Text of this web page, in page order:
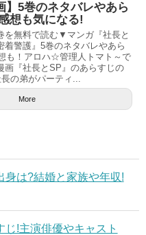
】5巻のネタバレやあら
想も気になる!
無料で読む▼マンガ『社長と
着警護』5巻のネタバレやあら
も！アロハ☆管理人トマト～で
画『社長とSP』のあらすじの
の弟がパーティ...
More
身は?結婚と家族や年収!
!主演俳優やキャスト